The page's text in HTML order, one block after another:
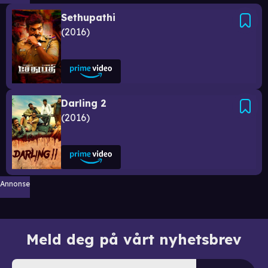
Sethupathi
2016
Darling 2
2016
Annonse
Meld deg på vårt nyhetsbrev